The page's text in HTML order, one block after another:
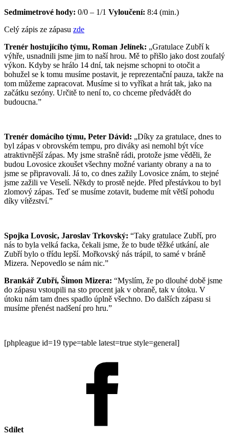
Sedmimetrové hody: 0/0 – 1/1 Vyloučení: 8:4 (min.)
Celý zápis ze zápasu zde
Trenér hostujícího týmu, Roman Jelínek: „Gratulace Zubří k
výhře, usnadnili jsme jim to naší hrou. Mě to přišlo jako dost zoufalý
výkon. Kdyby se hrálo 14 dní, tak nejsme schopni to otočit a
bohužel se k tomu musíme postavit, je reprezentační pauza, takže na
tom můžeme zapracovat. Musíme si to vyříkat a hrát tak, jako na
začátku sezóny. Určitě to není to, co chceme předvádět do
budoucna.”
Trenér domácího týmu, Peter Dávid: „Díky za gratulace, dnes to
byl zápas v obrovském tempu, pro diváky asi nemohl být více
atraktivnější zápas. My jsme strašně rádi, protože jsme věděli, že
budou Lovosice zkoušet všechny možné varianty obrany a na to
jsme se připravovali. Já to, co dnes zažily Lovosice znám, to stejné
jsme zažili ve Veselí. Někdy to prostě nejde. Před přestávkou to byl
zlomový zápas. Teď se musíme zotavit, budeme mít větší pohodu
díky vítězství.”
Spojka Lovosic, Jaroslav Trkovský: “Taky gratulace Zubří, pro
nás to byla velká facka, čekali jsme, že to bude těžké utkání, ale
Zubří bylo o třídu lepší. Mořkovský nás trápil, to samé v bráně
Mizera. Nepovedlo se nám nic.”
Brankář Zubří, Šimon Mizera: “Myslím, že po dlouhé době jsme
do zápasu vstoupili na sto procent jak v obraně, tak v útoku. V
útoku nám tam dnes spadlo úplně všechno. Do dalších zápasu si
musíme přenést nadšení pro hru.”
[phpleague id=19 type=table latest=true style=general]
Sdílet